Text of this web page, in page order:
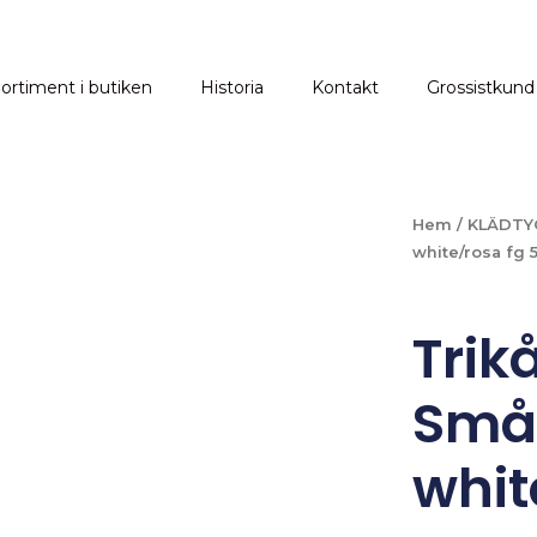
i butiken Historia Kontakt Grossistkund
Hem /
white/rosa fg